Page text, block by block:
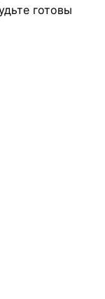
готовы